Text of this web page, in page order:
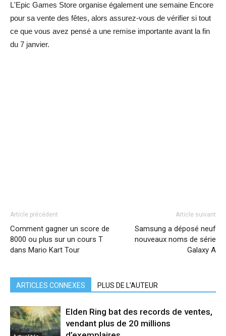
L'Epic Games Store organise également une semaine Encore
pour sa vente des fêtes, alors assurez-vous de vérifier si tout
ce que vous avez pensé a une remise importante avant la fin
du 7 janvier.
Article précédent
Comment gagner un score de
8000 ou plus sur un cours T
dans Mario Kart Tour
Article suivant
Samsung a déposé neuf
nouveaux noms de série
Galaxy A
ARTICLES CONNEXES PLUS DE L'AUTEUR
Elden Ring bat des records de ventes,
vendant plus de 20 millions